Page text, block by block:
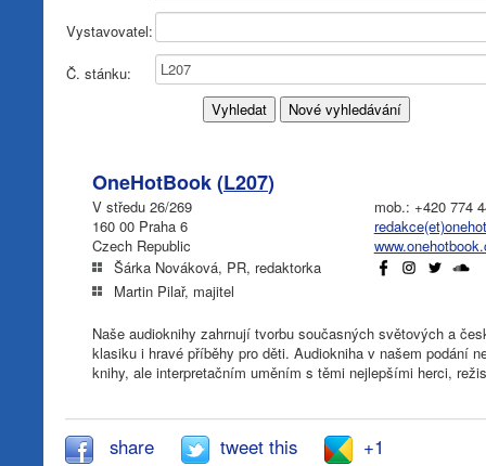
Vystavovatel:
Č. stánku:
OneHotBook (L207)
V středu 26/269
160 00 Praha 6
Czech Republic
Šárka Nováková, PR, redaktorka
Martin Pilař, majitel
mob.: +420 774
Naše audioknihy zahrnují tvorbu současných světových a
klasiku i hravé příběhy pro děti. Audiokniha v našem podání
knihy, ale interpretačním uměním s těmi nejlepšími herci,
share tweet this +1